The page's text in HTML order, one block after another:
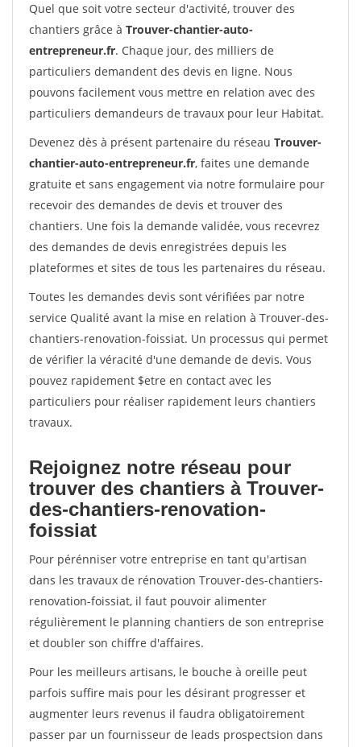
Quel que soit votre secteur d'activité, trouver des
chantiers grâce à Trouver-chantier-auto-
entrepreneur.fr. Chaque jour, des milliers de
particuliers demandent des devis en ligne. Nous
pouvons facilement vous mettre en relation avec des
particuliers demandeurs de travaux pour leur Habitat.
Devenez dès à présent partenaire du réseau Trouver-
chantier-auto-entrepreneur.fr, faites une demande
gratuite et sans engagement via notre formulaire pour
recevoir des demandes de devis et trouver des
chantiers. Une fois la demande validée, vous recevrez
des demandes de devis enregistrées depuis les
plateformes et sites de tous les partenaires du réseau.
Toutes les demandes devis sont vérifiées par notre
service Qualité avant la mise en relation à Trouver-des-
chantiers-renovation-foissiat. Un processus qui permet
de vérifier la véracité d'une demande de devis. Vous
pouvez rapidement $etre en contact avec les
particuliers pour réaliser rapidement leurs chantiers
travaux.
Rejoignez notre réseau pour
trouver des chantiers à Trouver-
des-chantiers-renovation-
foissiat
Pour pérénniser votre entreprise en tant qu'artisan
dans les travaux de rénovation Trouver-des-chantiers-
renovation-foissiat, il faut pouvoir alimenter
régulièrement le planning chantiers de son entreprise
et doubler son chiffre d'affaires.
Pour les meilleurs artisans, le bouche à oreille peut
parfois suffire mais pour les désirant progresser et
augmenter leurs revenus il faudra obligatoirement
passer par un fournisseur de leads prospectsion dans